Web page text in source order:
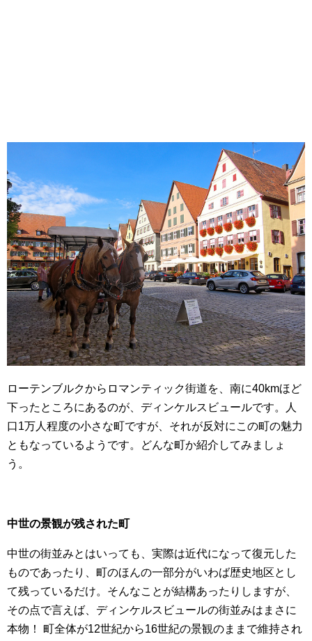
ローテンブルクからロマンティック街道を、南に40kmほど
下ったところにあるのが、ディンケルスビュールです。人
口1万人程度の小さな町ですが、それが反対にこの町の魅力
ともなっているようです。どんな町か紹介してみましょ
う。
中世の景観が残された町
中世の街並みとはいっても、実際は近代になって復元した
ものであったり、町のほんの一部分がいわば歴史地区とし
て残っているだけ。そんなことが結構あったりしますが、
その点で言えば、ディンケルスビュールの街並みはまさに
本物！ 町全体が12世紀から16世紀の景観のままで維持され